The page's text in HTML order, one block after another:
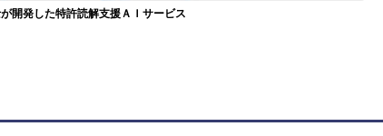
が開発した特許読解支援ＡＩサービス